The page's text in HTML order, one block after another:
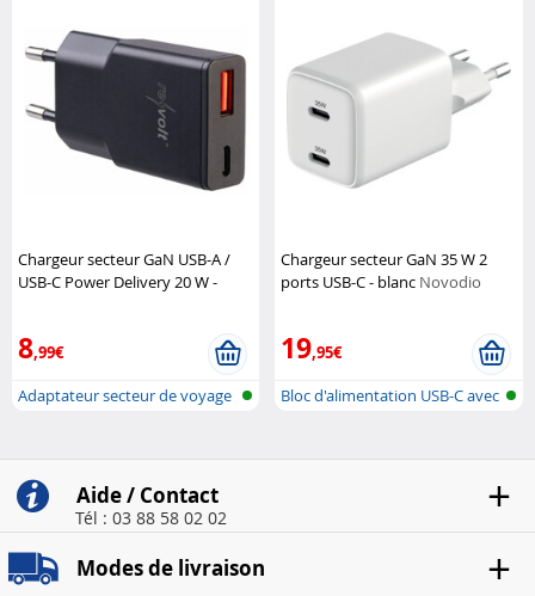
Chargeur secteur GaN USB-A /
USB-C Power Delivery 20 W -
8,99€
Adaptateur secteur de voyage
Chargeur secteur GaN 35 W 2
ports USB-C - blanc Novodio
19,95€
Bloc d'alimentation USB-C avec
Aide / Contact
Tél : 03 88 58 02 02
Modes de livraison